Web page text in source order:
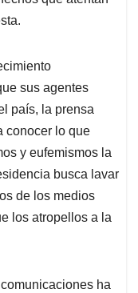
sus agentes
país, la prensa
conocer lo que
y eufemismos la
busca lavar
de los medios
los atropellos a la
ha